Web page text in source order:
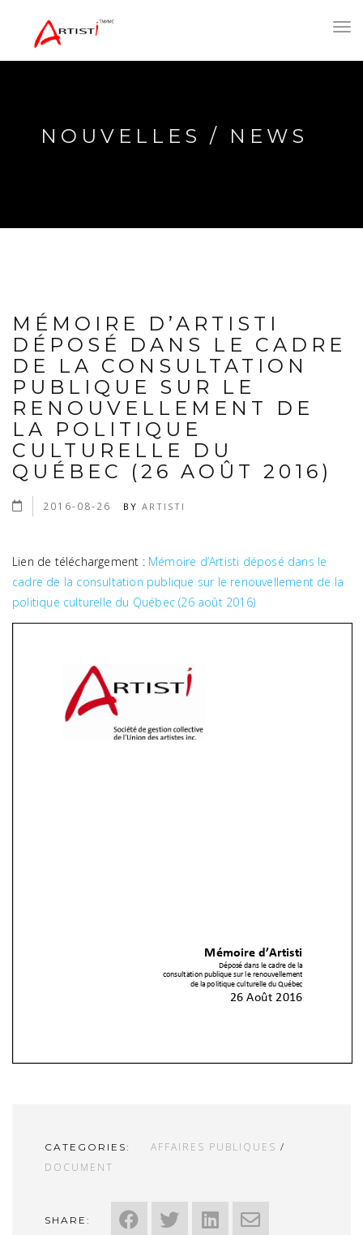
NOUVELLES / NEWS
MÉMOIRE D’ARTISTI
DÉPOSÉ DANS LE CADRE
DE LA CONSULTATION
PUBLIQUE SUR LE
RENOUVELLEMENT DE
LA POLITIQUE
CULTURELLE DU
QUÉBEC (26 AOÛT 2016)
2016-08-26 BYARTISTI
Lien de téléchargement : Mémoire d’Artisti déposé dans le
cadre de la consultation publique sur le renouvellement de la
politique culturelle du Québec (26 août 2016)
CATEGORIES: AFFAIRES PUBLIQUES /
DOCUMENT
SHARE: